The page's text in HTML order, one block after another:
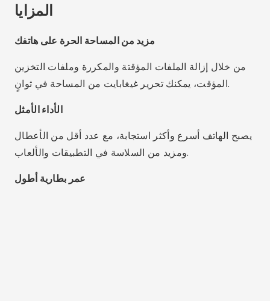
المزايا
مزيد من المساحة الحرة على هاتفك
من خلال إزالة الملفات المؤقتة والمكررة وملفات التخزين
المؤقت، يمكنك تحرير غيغابايت من المساحة في ثوانٍ.
الأداء الأمثل
يصبح الهاتف أسرع وأكثر استجابة، مع عدد أقل من الأعطال
ومزيد من السلاسة في التطبيقات والألعاب.
عمر بطارية أطول